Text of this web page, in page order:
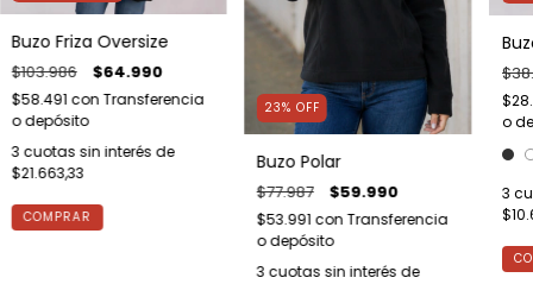
Buzo Friza Oversize
$103.986 $64.990
$58.491 con Transferencia
o depósito
3 cuotas sin interés de
$21.663,33
COMPRAR
23% OFF
Buzo Polar
$77.987 $59.990
$53.991 con Transferencia
o depósito
3 cuotas sin interés de
o
3